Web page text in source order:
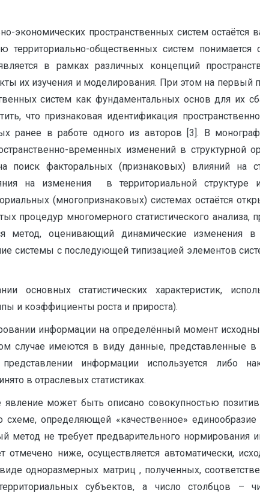
экономических пространственных систем
общественных систем понимается
в рамках различных концепций
их изучения и моделирования. При этом на
систем как фундаментальных основ для их
что признаковая идентификация
ранее в работе одного из авторов [3]. В
временных изменений в структурной
поиск факторальных (признаковых) влияний на
на изменения в территориальной структуре
(многопризнаковых) системах остаётся
процедур многомерного статистического анализа,
метод, оценивающий динамические изменения
системы с последующей типизацией элементов
основных статистических характеристик,
и коэффициенты роста и прироста).
информации на определённый момент
случае имеются в виду данные, представленные
информации используется либо
в отраслевых статистиках.
может быть описано совокупностью
определяющей «качественное»
метод не требует предварительного
ниже, осуществляется автоматически,
одноразмерных матриц , полученных,
субъектов, а число столбцов –